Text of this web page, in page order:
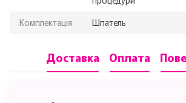
Комплектація
Шпатель
Доставка Оплата